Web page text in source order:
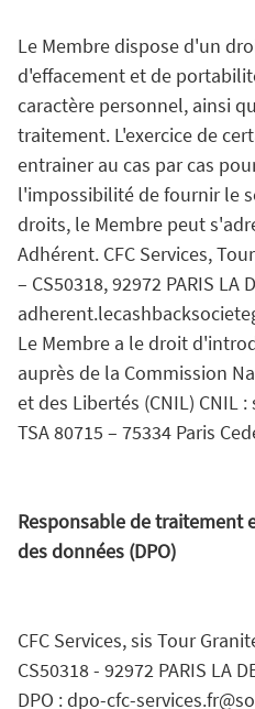
Le Membre dispose d'un
d'effacement et de
caractère personnel, ainsi
traitement. L'exercice de
entrainer au cas par cas
l'impossibilité de fournir le
droits, le Membre peut
Adhérent. CFC Services,
– CS50318, 92972 PARIS LA
Le Membre a le droit
auprès de la Commission
et des Libertés (CNIL) CNIL
TSA 80715 – 75334 Paris
Responsable de traitement
des données (DPO)
CFC Services, sis Tour
CS50318 - 92972 PARIS LA
DPO : dpo-cfc-